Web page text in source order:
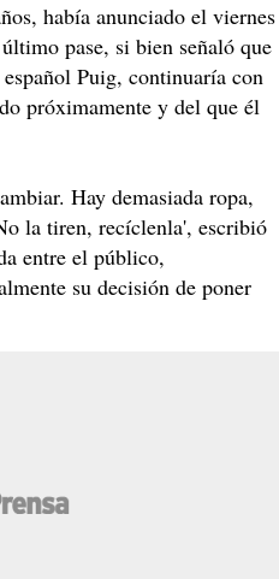
había anunciado el viernes
pase, si bien señaló que
Puig, continuaría con
próximamente y del que él
Hay demasiada ropa,
la tiren, recíclenla', escribió
entre el público,
su decisión de poner